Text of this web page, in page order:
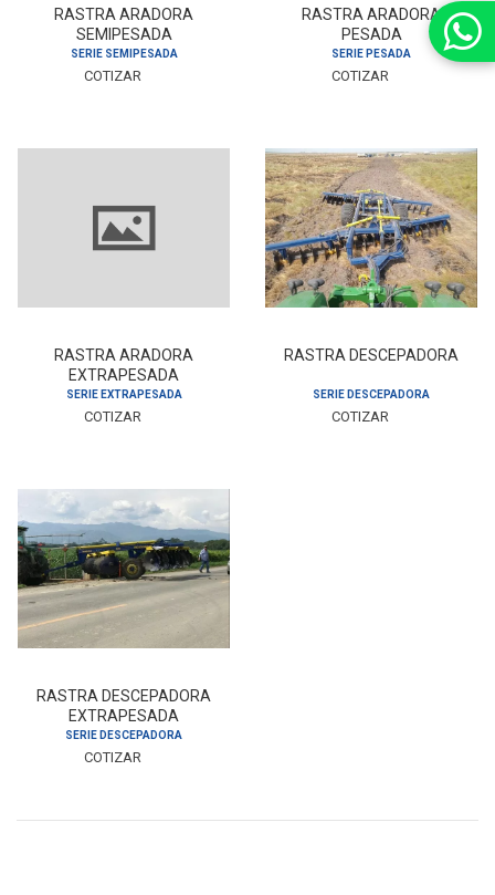
RASTRA ARADORA
SEMIPESADA
SERIE SEMIPESADA
COTIZAR
RASTRA ARADORA
PESADA
SERIE PESADA
COTIZAR
RASTRA ARADORA
EXTRAPESADA
SERIE EXTRAPESADA
COTIZAR
RASTRA DESCEPADORA
SERIE DESCEPADORA
COTIZAR
RASTRA DESCEPADORA
EXTRAPESADA
SERIE DESCEPADORA
COTIZAR